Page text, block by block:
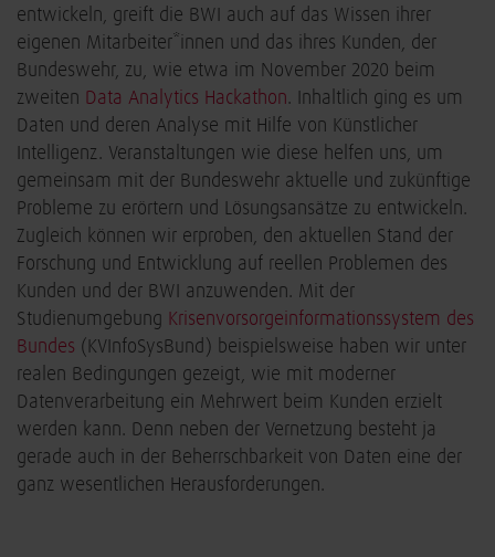
entwickeln, greift die BWI auch auf das Wissen ihrer
eigenen Mitarbeiter*innen und das ihres Kunden, der
Bundeswehr, zu, wie etwa im November 2020 beim
zweiten Data Analytics Hackathon. Inhaltlich ging es um
Daten und deren Analyse mit Hilfe von Künstlicher
Intelligenz. Veranstaltungen wie diese helfen uns, um
gemeinsam mit der Bundeswehr aktuelle und zukünftige
Probleme zu erörtern und Lösungsansätze zu entwickeln.
Zugleich können wir erproben, den aktuellen Stand der
Forschung und Entwicklung auf reellen Problemen des
Kunden und der BWI anzuwenden. Mit der
Studienumgebung Krisenvorsorgeinformationssystem des
Bundes (KVInfoSysBund) beispielsweise haben wir unter
realen Bedingungen gezeigt, wie mit moderner
Datenverarbeitung ein Mehrwert beim Kunden erzielt
werden kann. Denn neben der Vernetzung besteht ja
gerade auch in der Beherrschbarkeit von Daten eine der
ganz wesentlichen Herausforderungen.